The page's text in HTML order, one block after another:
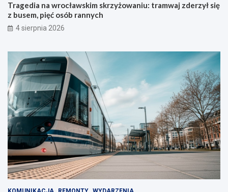
Tragedia na wrocławskim skrzyżowaniu: tramwaj zderzył się
z busem, pięć osób rannych
4 sierpnia 2026